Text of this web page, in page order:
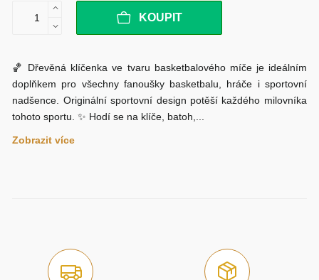
KOUPIT
🏀 Dřevěná klíčenka ve tvaru basketbalového míče je ideálním
doplňkem pro všechny fanoušky basketbalu, hráče i sportovní
nadšence. Originální sportovní design potěší každého milovníka
tohoto sportu. ✨ Hodí se na klíče, batoh,...
Zobrazit více